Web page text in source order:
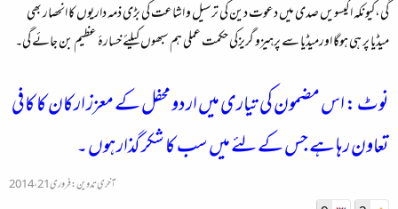
گی،کیونکہ اکیسویں صدی میں دعوت دین کی ترسیل و اشاعت کی بڑی ذمہ داریوں کا انحصار بھی
میڈیا پر ہی ہوگا اورمیڈیا سے پرہیزو گریزکی حکمت عملی ہم سبھوں کیلئے خسارۂ عظیم بن جائے گی۔
نوٹ : اس مضمون کی تیاری میں اردو محفل کے معزز ارکان کا کافی
تعاون رہا ہے جس کے لئے میں سب کا شکر گذار ہوں ۔
آخری تدوین:فروری 21، 2014